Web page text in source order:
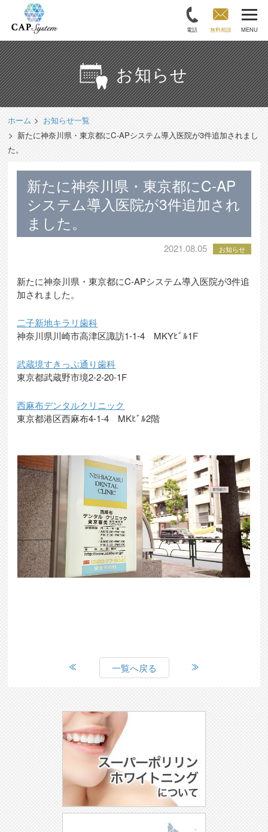
電話 無料相談 MENU
お知らせ
ホーム
お知らせ一覧
新たに神奈川県・東京都にC-APシステム導入医院が3件追加されまし
た。
新たに神奈川県・東京都にC-AP
システム導入医院が3件追加され
ました。
2021.08.05 お知らせ
新たに神奈川県・東京都にC-APシステム導入医院が3件追
加されました。
二子新地キラリ歯科
神奈川県川崎市高津区諏訪1-1-4 MKYﾋﾞﾙ1F
武蔵境すきっぷ通り歯科
東京都武蔵野市境2-2-20-1F
西麻布デンタルクリニック
東京都港区西麻布4-1-4 MKﾋﾞﾙ2階
一覧へ戻る